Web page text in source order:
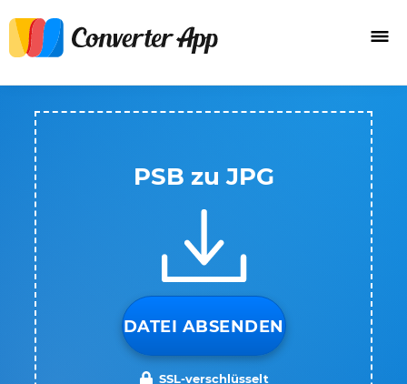
PSB zu JPG
DATEI ABSENDEN
SSL-verschlüsselt